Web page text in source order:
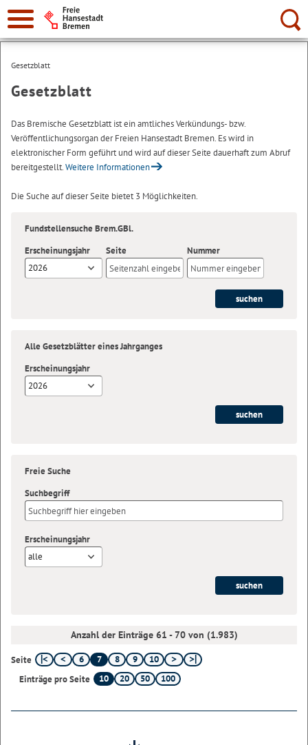
Suche:
Gesetzblatt
Gesetzblatt
Das Bremische Gesetzblatt ist ein amtliches Verkündungs- bzw.
Veröffentlichungsorgan der Freien Hansestadt Bremen. Es wird in
elektronischer Form geführt und wird auf dieser Seite dauerhaft zum Abruf
bereitgestellt.Weitere Informationen
Die Suche auf dieser Seite bietet 3 Möglichkeiten.
Fundstellensuche Brem.GBl.
Erscheinungsjahr
2026
Seite Nummer
Alle Gesetzblätter eines Jahrganges
Erscheinungsjahr
2026
Freie Suche
Suchbegriff
Erscheinungsjahr
alle
Anzahl der Einträge 61 - 70 von (1.983)
Seite 6 7 8 9
10
Einträge pro Seite
10 20 50 100